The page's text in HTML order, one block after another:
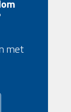
met